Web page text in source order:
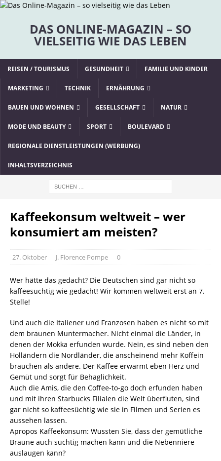
DAS ONLINE-MAGAZIN – SO
VIELSEITIG WIE DAS LEBEN
REISEN / TOURISMUS GESUNDHEIT FAMILIE UND KINDER
MARKETING TECHNIK ERNÄHRUNG
BAUEN UND WOHNEN GESELLSCHAFT NATUR
MODE UND BEAUTY SPORT BOULEVARD
REGIONALE DIENSTLEISTUNGEN (WERBUNG)
INHALTSVERZEICHNIS
Kaffeekonsum weltweit – wer
konsumiert am meisten?
27. Oktober J. Florence Pompe 0
Wer hätte das gedacht? Die Deutschen sind gar nicht so
kaffeesüchtig wie gedacht! Wir kommen weltweit erst an 7.
Stelle!
Und auch die Italiener und Franzosen haben es nicht so mit
dem braunen Muntermacher. Nicht einmal die Länder, in
denen der Mokka erfunden wurde. Nein, es sind neben den
Holländern die Nordländer, die anscheinend mehr Koffein
brauchen als andere. Der Kaffee erwärmt eben Herz und
Gemüt und sorgt für Behaglichkeit.
Auch die Amis, die den Coffee-to-go doch erfunden haben
und mit ihren Starbucks Filialen die Welt überfluten, sind
gar nicht so kaffeesüchtig wie sie in Filmen und Serien es
aussehen lassen.
Apropos Kaffeekonsum: Wussten Sie, dass der gemütliche
Braune auch süchtig machen kann und die Nebenniere
auslaugen kann?